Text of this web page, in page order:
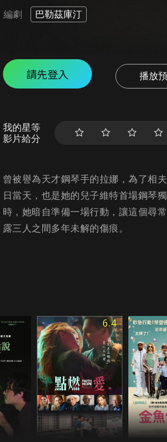
編劇 巴勒茲庫汀
請先登入 播放
我的星等
影片給分
曾被譽為天才鋼琴手的拉娜，為了相
日當天，也是她的兒子維特首場鋼琴
時，她暗自準備一場行動，讓這個尋
露三人之間多年未解的傷痕。
6.4